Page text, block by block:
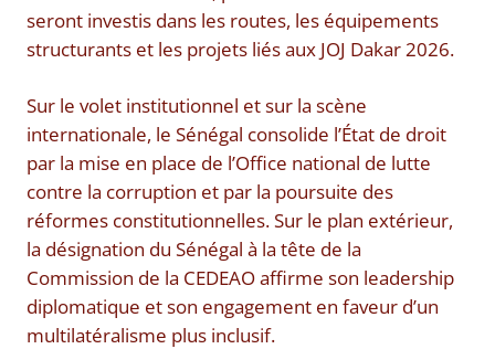
seront investis dans les routes, les équipements
structurants et les projets liés aux JOJ Dakar 2026.
Sur le volet institutionnel et sur la scène
internationale, le Sénégal consolide l’État de droit
par la mise en place de l’Office national de lutte
contre la corruption et par la poursuite des
réformes constitutionnelles. Sur le plan extérieur,
la désignation du Sénégal à la tête de la
Commission de la CEDEAO affirme son leadership
diplomatique et son engagement en faveur d’un
multilatéralisme plus inclusif.